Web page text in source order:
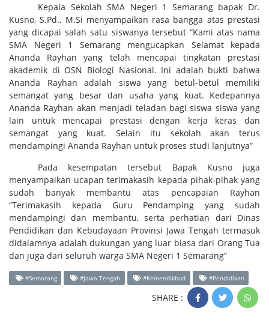
Kepala Sekolah SMA Negeri 1 Semarang bapak Dr.
Kusno, S.Pd., M.Si menyampaikan rasa bangga atas prestasi
yang dicapai salah satu siswanya tersebut “Kami atas nama
SMA Negeri 1 Semarang mengucapkan Selamat kepada
Ananda Rayhan yang telah mencapai tingkatan prestasi
akademik di OSN Biologi Nasional. Ini adalah bukti bahwa
Ananda Rayhan adalah siswa yang betul-betul memiliki
semangat yang besar dan usaha yang kuat. Kedepannya
Ananda Rayhan akan menjadi teladan bagi siswa siswa yang
lain untuk mencapai prestasi dengan kerja keras dan
semangat yang kuat. Selain itu sekolah akan terus
mendampingi Ananda Rayhan untuk proses studi lanjutnya”
Pada kesempatan tersebut Bapak Kusno juga
menyampaikan ucapan terimakasih kepada pihak-pihak yang
sudah banyak membantu atas pencapaian Rayhan
“Terimakasih kepada Guru Pendamping yang sudah
mendampingi dan membantu, serta perhatian dari Dinas
Pendidikan dan Kebudayaan Provinsi Jawa Tengah termasuk
didalamnya adalah dukungan yang luar biasa dari Orang Tua
dan juga dari seluruh warga SMA Negeri 1 Semarang”
#Semarang #Jawa Tengah #Kemendikbud #Pendidikan
SHARE :